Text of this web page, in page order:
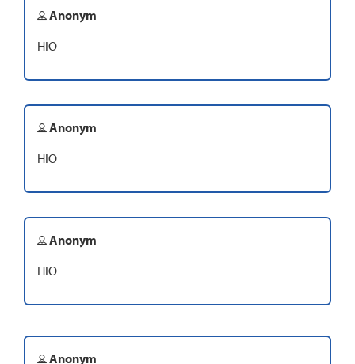
Anonym
HIO
Anonym
HIO
Anonym
HIO
Anonym